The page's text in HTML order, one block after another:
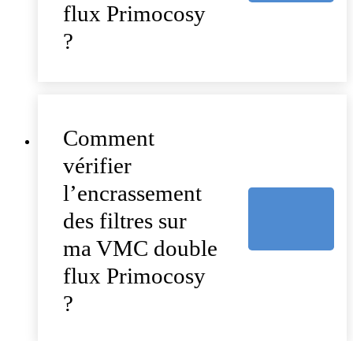
flux Primocosy
?
Comment
vérifier
l’encrassement
des filtres sur
ma VMC double
flux Primocosy
?